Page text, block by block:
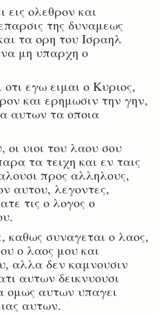
εις ολεθρον και
της δυναμεως
τα ορη του Ισραηλ
μη υπαρχη ο
εγω ειμαι ο Κυριος,
και ερημωσιν την γην,
αυτων τα οποια
υιοι του λαου σου
τα τειχη και εν ταις
προς αλληλους,
αυτου, λεγοντες,
τις ο λογος ο
καθως συναγεται ο λαος,
ο λαος μου και
αλλα δεν καμνουσιν
αυτων δεικνυουσι
ομως αυτων υπαγει
αυτων.